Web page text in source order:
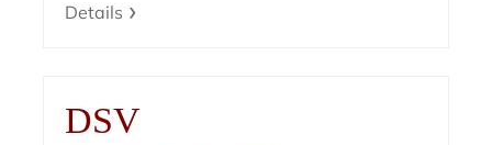
Details
DSV